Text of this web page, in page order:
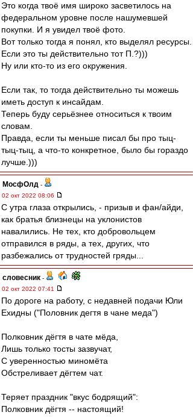
Это когда твоё имя широко засветилось на
федеральном уровне после нашумевшей
покупки. И я увидел твоё фото.
Вот только тогда я понял, кто выделял ресурсы.
Если это ты действительно тот П.?)))
Ну или кто-то из его окружения.
Если так, то тогда действительно ты можешь
иметь доступ к инсайдам.
Теперь буду серьёзнее относиться к твоим
словам.
Правда, если ты меньше писал бы про тыц-
тыц-тыц, а что-то конкретное, было бы гораздо
лучше.)))
МосфОлд -
02 окт 2022 08:06
С утра глаза открылись, - призыв и фан/айди,
как братья близнецы на уклонистов
навалились. Не тех, кто добровольцем
отправился в ряды, а тех, других, что
разбежались от трудностей гряды...
словесник -
02 окт 2022 07:41
По дороге на работу, с недавней подачи Юли
Ехидны ("Половник дегтя в чане меда")
Полковник дёгтя в чате мёда,
Лишь только тосты зазвучат,
С уверенностью миномёта
Обстреливает дёгтем чат.
Теряет праздник "вкус бодрящий":
Полковник дёгтя -- настоящий!